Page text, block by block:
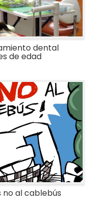
dental
de edad
no al cablebús